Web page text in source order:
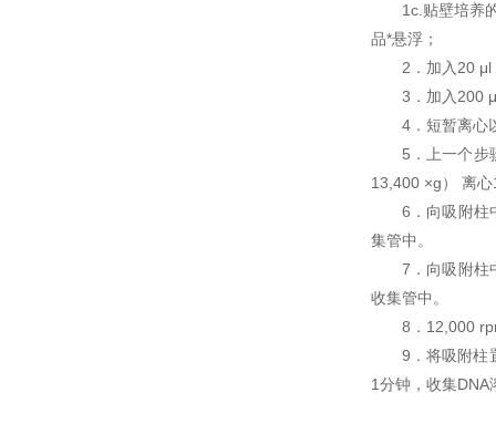
1c.贴壁培养
品*悬浮；
2．加入20
3．加入200
4．短暂离心
5．上一个步
13,400 ×g） 离
6．向吸附柱
集管中。
7．向吸附柱
收集管中。
8．12,000
9．将吸附柱
1分钟，收集